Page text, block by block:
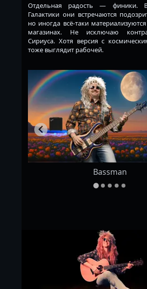
Отдельная радость — финики.
Галактики они встречаются
но иногда всё-таки
магазинах. Не исключаю
Сириуса. Хотя версия с
тоже выглядит рабочей.
Bassman